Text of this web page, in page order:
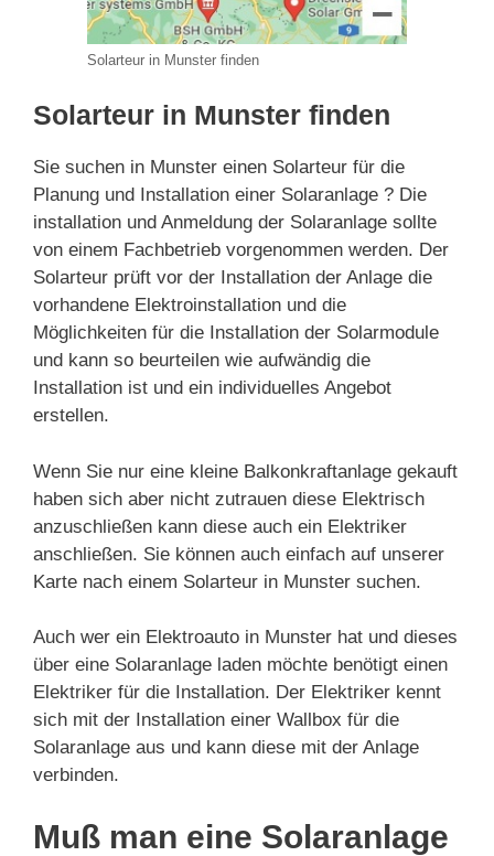
Solarteur in Munster finden
Solarteur in Munster finden
Sie suchen in Munster einen Solarteur für die
Planung und Installation einer Solaranlage ? Die
installation und Anmeldung der Solaranlage sollte
von einem Fachbetrieb vorgenommen werden. Der
Solarteur prüft vor der Installation der Anlage die
vorhandene Elektroinstallation und die
Möglichkeiten für die Installation der Solarmodule
und kann so beurteilen wie aufwändig die
Installation ist und ein individuelles Angebot
erstellen.
Wenn Sie nur eine kleine Balkonkraftanlage gekauft
haben sich aber nicht zutrauen diese Elektrisch
anzuschließen kann diese auch ein Elektriker
anschließen. Sie können auch einfach auf unserer
Karte nach einem Solarteur in Munster suchen.
Auch wer ein Elektroauto in Munster hat und dieses
über eine Solaranlage laden möchte benötigt einen
Elektriker für die Installation. Der Elektriker kennt
sich mit der Installation einer Wallbox für die
Solaranlage aus und kann diese mit der Anlage
verbinden.
Muß man eine Solaranlage